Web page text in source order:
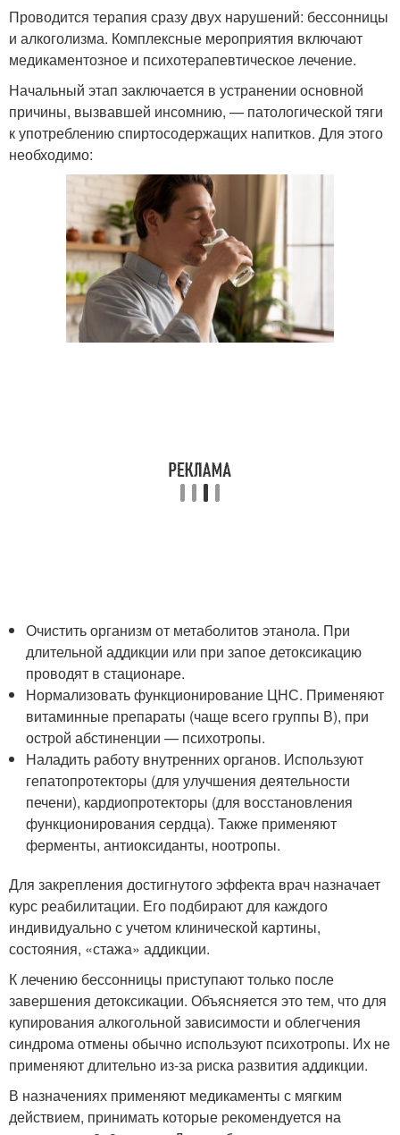
Проводится терапия сразу двух нарушений: бессонницы
и алкоголизма. Комплексные мероприятия включают
медикаментозное и психотерапевтическое лечение.
Начальный этап заключается в устранении основной
причины, вызвавшей инсомнию, — патологической тяги
к употреблению спиртосодержащих напитков. Для этого
необходимо:
Очистить организм от метаболитов этанола. При
длительной аддикции или при запое детоксикацию
проводят в стационаре.
Нормализовать функционирование ЦНС. Применяют
витаминные препараты (чаще всего группы В), при
острой абстиненции — психотропы.
Наладить работу внутренних органов. Используют
гепатопротекторы (для улучшения деятельности
печени), кардиопротекторы (для восстановления
функционирования сердца). Также применяют
ферменты, антиоксиданты, ноотропы.
Для закрепления достигнутого эффекта врач назначает
курс реабилитации. Его подбирают для каждого
индивидуально с учетом клинической картины,
состояния, «стажа» аддикции.
К лечению бессонницы приступают только после
завершения детоксикации. Объясняется это тем, что для
купирования алкогольной зависимости и облегчения
синдрома отмены обычно используют психотропы. Их не
применяют длительно из-за риска развития аддикции.
В назначениях применяют медикаменты с мягким
действием, принимать которые рекомендуется на